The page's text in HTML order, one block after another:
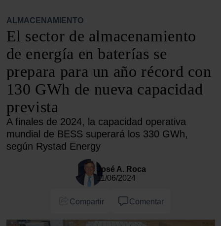
ALMACENAMIENTO
El sector de almacenamiento
de energía en baterías se
prepara para un año récord con
130 GWh de nueva capacidad
prevista
A finales de 2024, la capacidad operativa
mundial de BESS superará los 330 GWh,
según Rystad Energy
José A. Roca
11/06/2024
Compartir Comentar